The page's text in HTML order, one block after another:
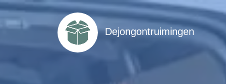
Dejongontruimingen